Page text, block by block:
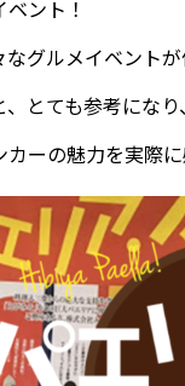
ント！
グルメイベントが
とても参考になり
ーの魅力を実際に